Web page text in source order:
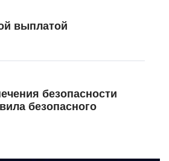
выплатой
безопасности
безопасного